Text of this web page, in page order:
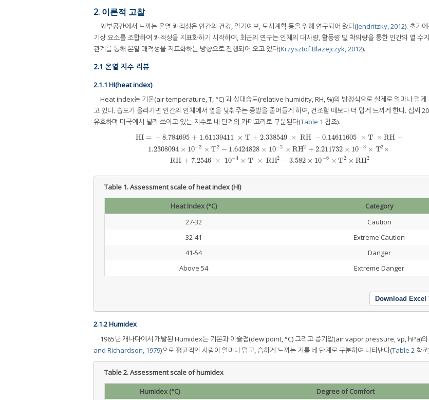
2. 이론적 고찰
외부공간에서 느끼는 온열 쾌적성은 인간의 건강, 일기예보, 도시계획 등을 위해 연구되어 왔다(Jendritzky, 2012). 초기
기상 요소를 조합하여 쾌적성을 지표화하기 시작하여, 최근의 연구는 인체의 대사량, 활동량 및 착의량을 통한 인간의 열 수
관계를 통해 온열 쾌적성을 지표화하는 방향으로 진행되어 오고 있다(Krzysztof Blazejczyk, 2012).
2.1 온열 지수 리뷰
2.1.1 HI(heat index)
Heat index는 기온(air temperature, T, °C) 과 상대습도(relative humidity, RH, %)의 방정식으로 실제로 얼마나 덥게
고 있다. 습도가 올라가면 인간의 인체에서 열을 낮춰주는 증발을 줄어들게 하여, 건조할 때보다 더 덥게 느끼게 한다. 섭씨
유효하며 미국에서 널리 쓰이고 있는 지수로 네 단계의 카테고리로 구분된다(Table 1 참조).
HI = − 8.784695 + 1.61139411 × T + 2.338549 × RH − 0.14611605 × T × RH −
1.2308094 × 10−2 × T2 − 1.6424828 × 10−2 × RH2 +2.211732 × 10−3 × T2 ×
RH + 7.2546 × 10−4 × T × RH2 − 3.582 × 10−6 × T2 × RH2
−8.784695 + 1 .61139411×T + 2.338549 ×RH−0.14611605 ×T×RH−1.2308094× 10−2×
Table 1.Assessment scale of heat index (HI)
Heat Index (°C)
Category
27-32
Caution
32-41
Extreme Caution
41-54
Danger
Above 54
Extreme Danger
Download Excel
2.1.2 Humidex
1965년 캐나다에서 개발된 Humidex는 기온과 이슬점(dew point, °C) 그리고 증기압(air vapor pressure, vp, hPa)의
and Richardson, 1979)으로 평균적인 사람이 얼마나 덥고, 습하게 느끼는 지를 네 단계로 구분하여 나타낸다(Table 2 참
Table 2.Assessment scale of humidex
Humidex (°C)
Degree of Comfort